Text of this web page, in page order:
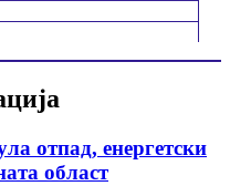
отпад, енергетски
област